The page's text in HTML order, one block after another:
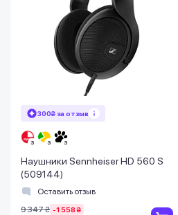
300₴ за отзыв
Наушники Sennheiser HD 560 S
(509144)
Оставить отзыв
9 347 ₴ -1 558 ₴